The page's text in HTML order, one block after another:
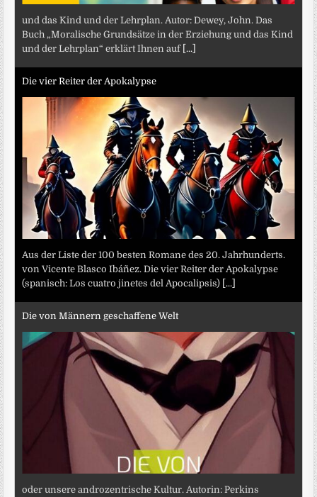
und das Kind und der Lehrplan. Autor: Dewey, John. Das
Buch „Moralische Grundsätze in der Erziehung und das Kind
und der Lehrplan“ erklärt Ihnen auf [...]
Die vier Reiter der Apokalypse
Aus der Liste der 100 besten Romane des 20. Jahrhunderts.
von Vicente Blasco Ibáñez. Die vier Reiter der Apokalypse
(spanisch: Los cuatro jinetes del Apocalipsis) [...]
Die von Männern geschaffene Welt
oder unsere androzentrische Kultur. Autorin: Perkins